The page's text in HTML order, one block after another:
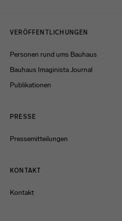
VERÖFFENTLICHUNGEN
Personen rund ums Bauhaus
Bauhaus Imaginista Journal
Publikationen
PRESSE
Pressemitteilungen
KONTAKT
Kontakt